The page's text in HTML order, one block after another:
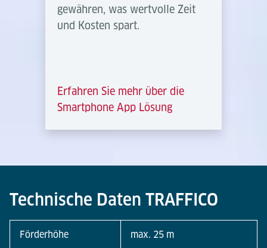
gewähren, was wertvolle Zeit
und Kosten spart.
Erfahren Sie mehr über die
Smartphone App Lösung
Technische Daten TRAFFICO
Förderhöhe max. 25 m